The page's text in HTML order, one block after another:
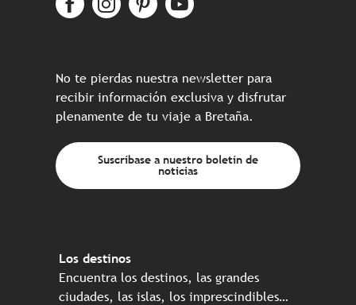
No te pierdas nuestra newsletter para
recibir información exclusiva y disfrutar
plenamente de tu viaje a Bretaña.
Suscríbase a nuestro boletín de
noticias
Los destinos
Encuentra los destinos, las grandes
ciudades, las islas, los imprescindibles…